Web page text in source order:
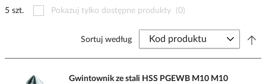
5 szt. Pokazuj tylko dostępne produkty (0)
Sortuj według
Gwintownik ze stali HSS PGEWB M10 M10